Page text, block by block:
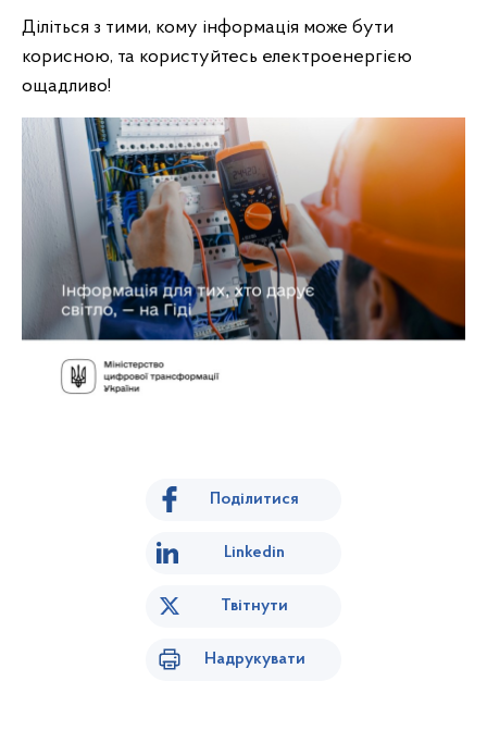
Діліться з тими, кому інформація може бути
корисною, та користуйтесь електроенергією
ощадливо!
Поділитися
Linkedin
Твітнути
Надрукувати